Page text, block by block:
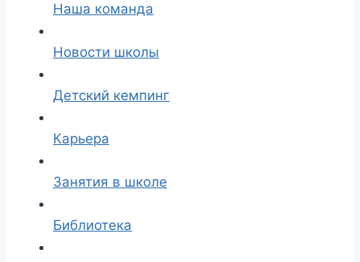
Наша команда
Новости школы
Детский кемпинг
Карьера
Занятия в школе
Библиотека